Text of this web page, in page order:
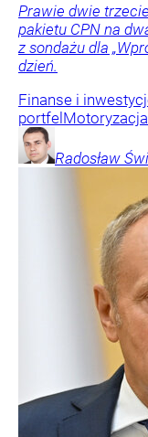
Prawie dwie
pakietu CPN na
z sondażu dla
dzień.
Finanse i
portfelMotoryzacja
Radosław